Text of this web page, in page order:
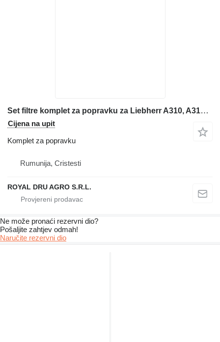
Set filtre komplet za popravku za Liebherr A310, A312, A314, A316 bagera
Cijena na upit
Komplet za popravku
Rumunija, Cristesti
ROYAL DRU AGRO S.R.L.
Ne može pronaći rezervni dio?
Pošaljite zahtjev odmah!
Naručite rezervni dio